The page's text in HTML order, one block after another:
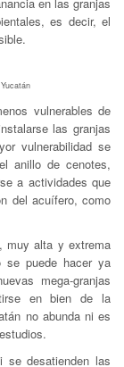
es decir, el
vulnerables de
las granjas
vulnerabilidad se
anillo de cenotes,
a actividades que
del acuífero, como
muy alta y extrema
se puede hacer ya
mega-granjas
en bien de la
no abunda ni es
desatienden las